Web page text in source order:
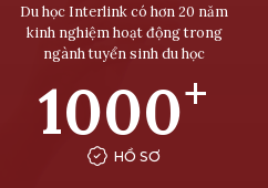
Du học Interlink có hơn 20 năm
kinh nghiệm hoạt động trong
ngành tuyển sinh du học
1000+
HỒ SƠ